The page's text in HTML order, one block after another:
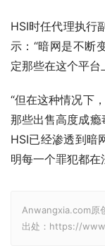
HSI时任代理执行
示：“暗网是不断
定那些在这个平台
“但在这种情况下
那些出售高度成瘾
HSI已经渗透到暗
明每一个罪犯都在
Anwangxia.com原
出处：https://